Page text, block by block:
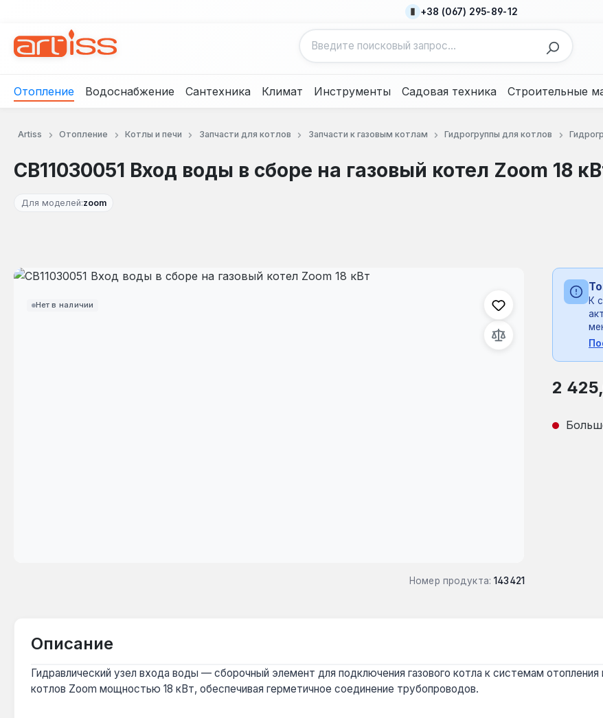
+38 (067) 295-89-12
Отопление Водоснабжение Сантехника Климат Инструменты Садовая техника Строительные
Artiss Отопление Котлы и печи Запчасти для котлов Запчасти к газовым котлам Гидрогруппы для котлов
CB11030051 Вход воды в сборе на газовый котел Zoom 18
Для моделей:zoom
Нет в наличии
Пропустить галерею изображений
Номер продукта: 143421
К
Обычная
2
Описание
Гидравлический узел входа воды — сборочный элемент для подключения газового котла к системам отопления
котлов Zoom мощностью 18 кВт, обеспечивая герметичное соединение трубопроводов.